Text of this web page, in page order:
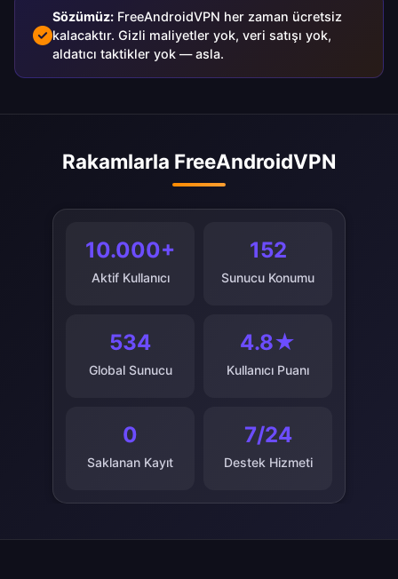
Sözümüz: FreeAndroidVPN her zaman ücretsiz
kalacaktır. Gizli maliyetler yok, veri satışı yok,
aldatıcı taktikler yok — asla.
Rakamlarla FreeAndroidVPN
10.000+
Aktif Kullanıcı
152
Sunucu Konumu
534
Global Sunucu
4.8★
Kullanıcı Puanı
0
Saklanan Kayıt
7/24
Destek Hizmeti